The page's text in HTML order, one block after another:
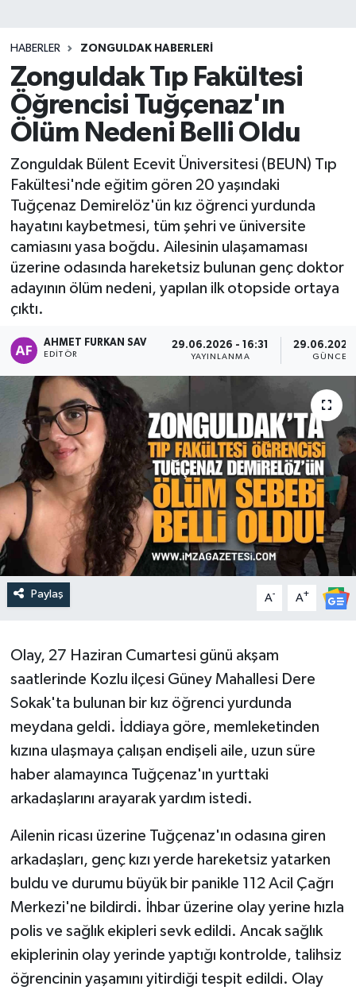
HABERLER ZONGULDAK HABERLERI
Zonguldak Tıp Fakültesi
Öğrencisi Tuğçenaz'ın
Ölüm Nedeni Belli Oldu
Zonguldak Bülent Ecevit Üniversitesi (BEUN) Tıp
Fakültesi'nde eğitim gören 20 yaşındaki
Tuğçenaz Demirelöz'ün kız öğrenci yurdunda
hayatını kaybetmesi, tüm şehri ve üniversite
camiasını yasa boğdu. Ailesinin ulaşamaması
üzerine odasında hareketsiz bulunan genç doktor
adayının ölüm nedeni, yapılan ilk otopside ortaya
çıktı.
AHMET FURKAN SAV
EDITÖR
29.06.2026 - 16:31
YAYINLANMA
Paylaş A- A+
Olay, 27 Haziran Cumartesi günü akşam
saatlerinde Kozlu ilçesi Güney Mahallesi Dere
Sokak'ta bulunan bir kız öğrenci yurdunda
meydana geldi. İddiaya göre, memleketinden
kızına ulaşmaya çalışan endişeli aile, uzun süre
haber alamayınca Tuğçenaz'ın yurttaki
arkadaşlarını arayarak yardım istedi.
Ailenin ricası üzerine Tuğçenaz'ın odasına giren
arkadaşları, genç kızı yerde hareketsiz yatarken
buldu ve durumu büyük bir panikle 112 Acil Çağrı
Merkezi'ne bildirdi. İhbar üzerine olay yerine hızla
polis ve sağlık ekipleri sevk edildi. Ancak sağlık
ekiplerinin olay yerinde yaptığı kontrolde, talihsiz
öğrencinin yaşamını yitirdiği tespit edildi. Olay
DÜZCE
EREĞLİ
KARABÜK
KASTAMONU